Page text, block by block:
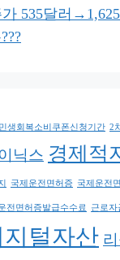
535달러
생회복소비쿠폰신청기간 2
닉스 경제적
국제운전면허증 국제운전
전면허증발급수수료 근로자
지털자산